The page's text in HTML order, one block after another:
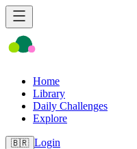
Home
Library
Daily Challenges
Explore
🇧🇷 Login